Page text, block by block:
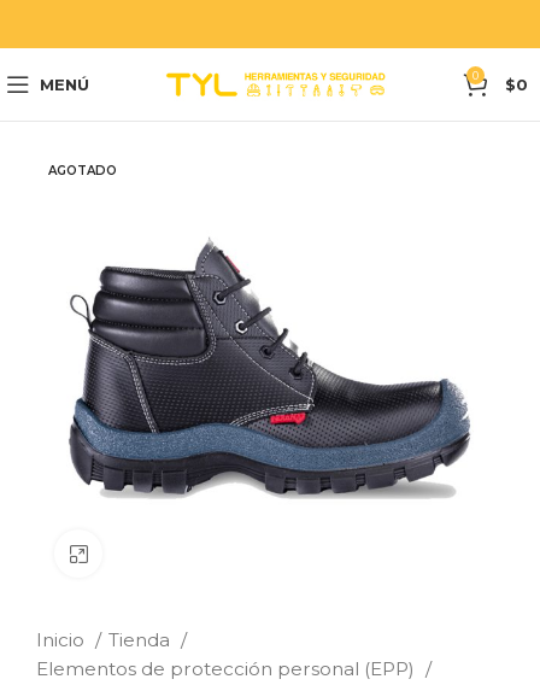
MENÚ 0 $0
AGOTADO
Inicio
Tienda
Elementos de protección personal (EPP)